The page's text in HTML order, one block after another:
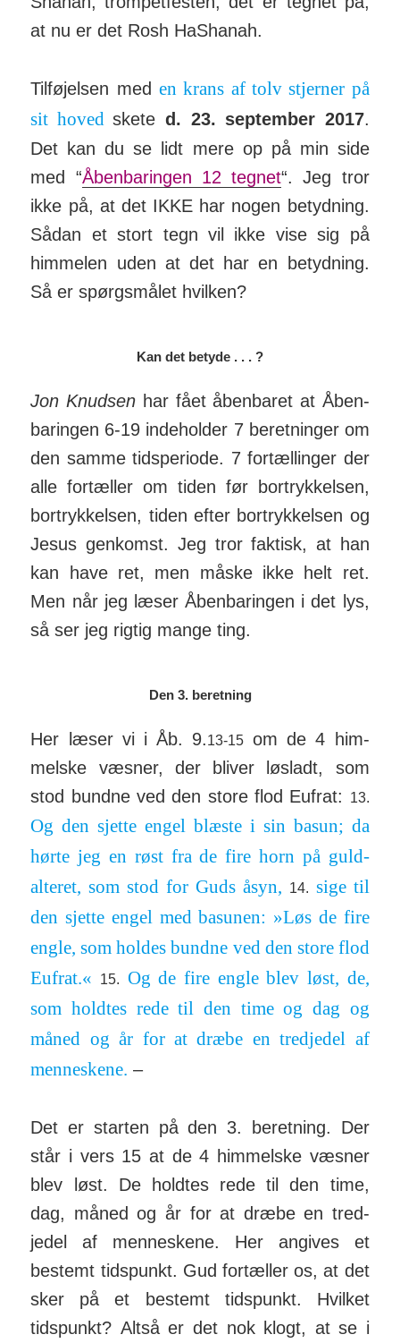
at nu er det Rosh Ha­Shanah.
Tilføjelsen meden krans af tolv stjerner på
sit hovedskete d. 23. september 2017.
Det kan du se lidt mere op på min side
med “Åben­baringen 12 tegnet“. Jeg tror
ikke på, at det IKKE har nogen betyd­ning.
Sådan et stort tegn vil ikke vise sig på
him­melen uden at det har en betyd­ning.
Så er spørgs­målet hvilken?
Kan det betyde . . . ?
Jon Knudsen har fået åben­baret at Åben­
baringen 6-19 inde­holder 7 beret­ninger om
den samme tids­periode. 7 for­tæl­linger der
alle for­tæller om tiden før bort­ryk­kelsen,
bort­ryk­kelsen, tiden efter bort­ryk­kelsen og
Jesus gen­komst. Jeg tror faktisk, at han
kan have ret, men måske ikke helt ret.
Men når jeg læser Åben­baringen i det lys,
så ser jeg rigtig mange ting.
Den 3. beretning
Her læser vi i Åb. 9.13-15 om de 4 him­
melske væsner, der bliver løsladt, som
stod bundne ved den store flod Eufrat:
13.
Og den sjette engel blæste i sin basun; da
hørte jeg en røst fra de fire horn på guld­
alteret, som stod for Guds åsyn, 14. sige til
den sjette engel med basunen: »Løs de fire
engle, som holdes bundne ved den store flod
Eufrat.«
15. Og de fire engle blev løst, de,
som holdtes rede til den time og dag og
måned og år for at dræbe en tred­jedel af
men­nes­kene. –
Det er starten på den 3. beret­ning. Der
står i vers 15 at de 4 him­melske væsner
blev løst. De holdtes rede til den time,
dag, måned og år for at dræbe en tred­
jedel af men­nes­kene. Her angives et
bestemt tids­punkt. Gud for­tæller os, at det
sker på et bestemt tids­punkt. Hvilket
tidspunkt? Altså er det nok klogt, at se i